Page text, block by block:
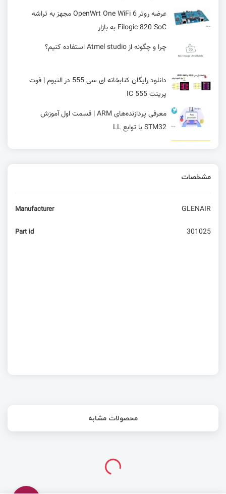
عرضه روتر OpenWrt One WiFi 6 مجهز به تراشه
Filogic 820 SoC به بازار
چرا و چگونه از Atmel studio استفاده کنیم؟
دانلود رایگان کتابخانه ای سی 555 در التیوم | فوت
پرینت IC 555
معرفی پردازنده‌های ARM | قسمت اول آموزش
STM32 با توابع LL
حالت‌ Input capture و حالت Output compare در
مشخصات
Manufacturer GLENAIR
Part id 301025
محصولات مشابه